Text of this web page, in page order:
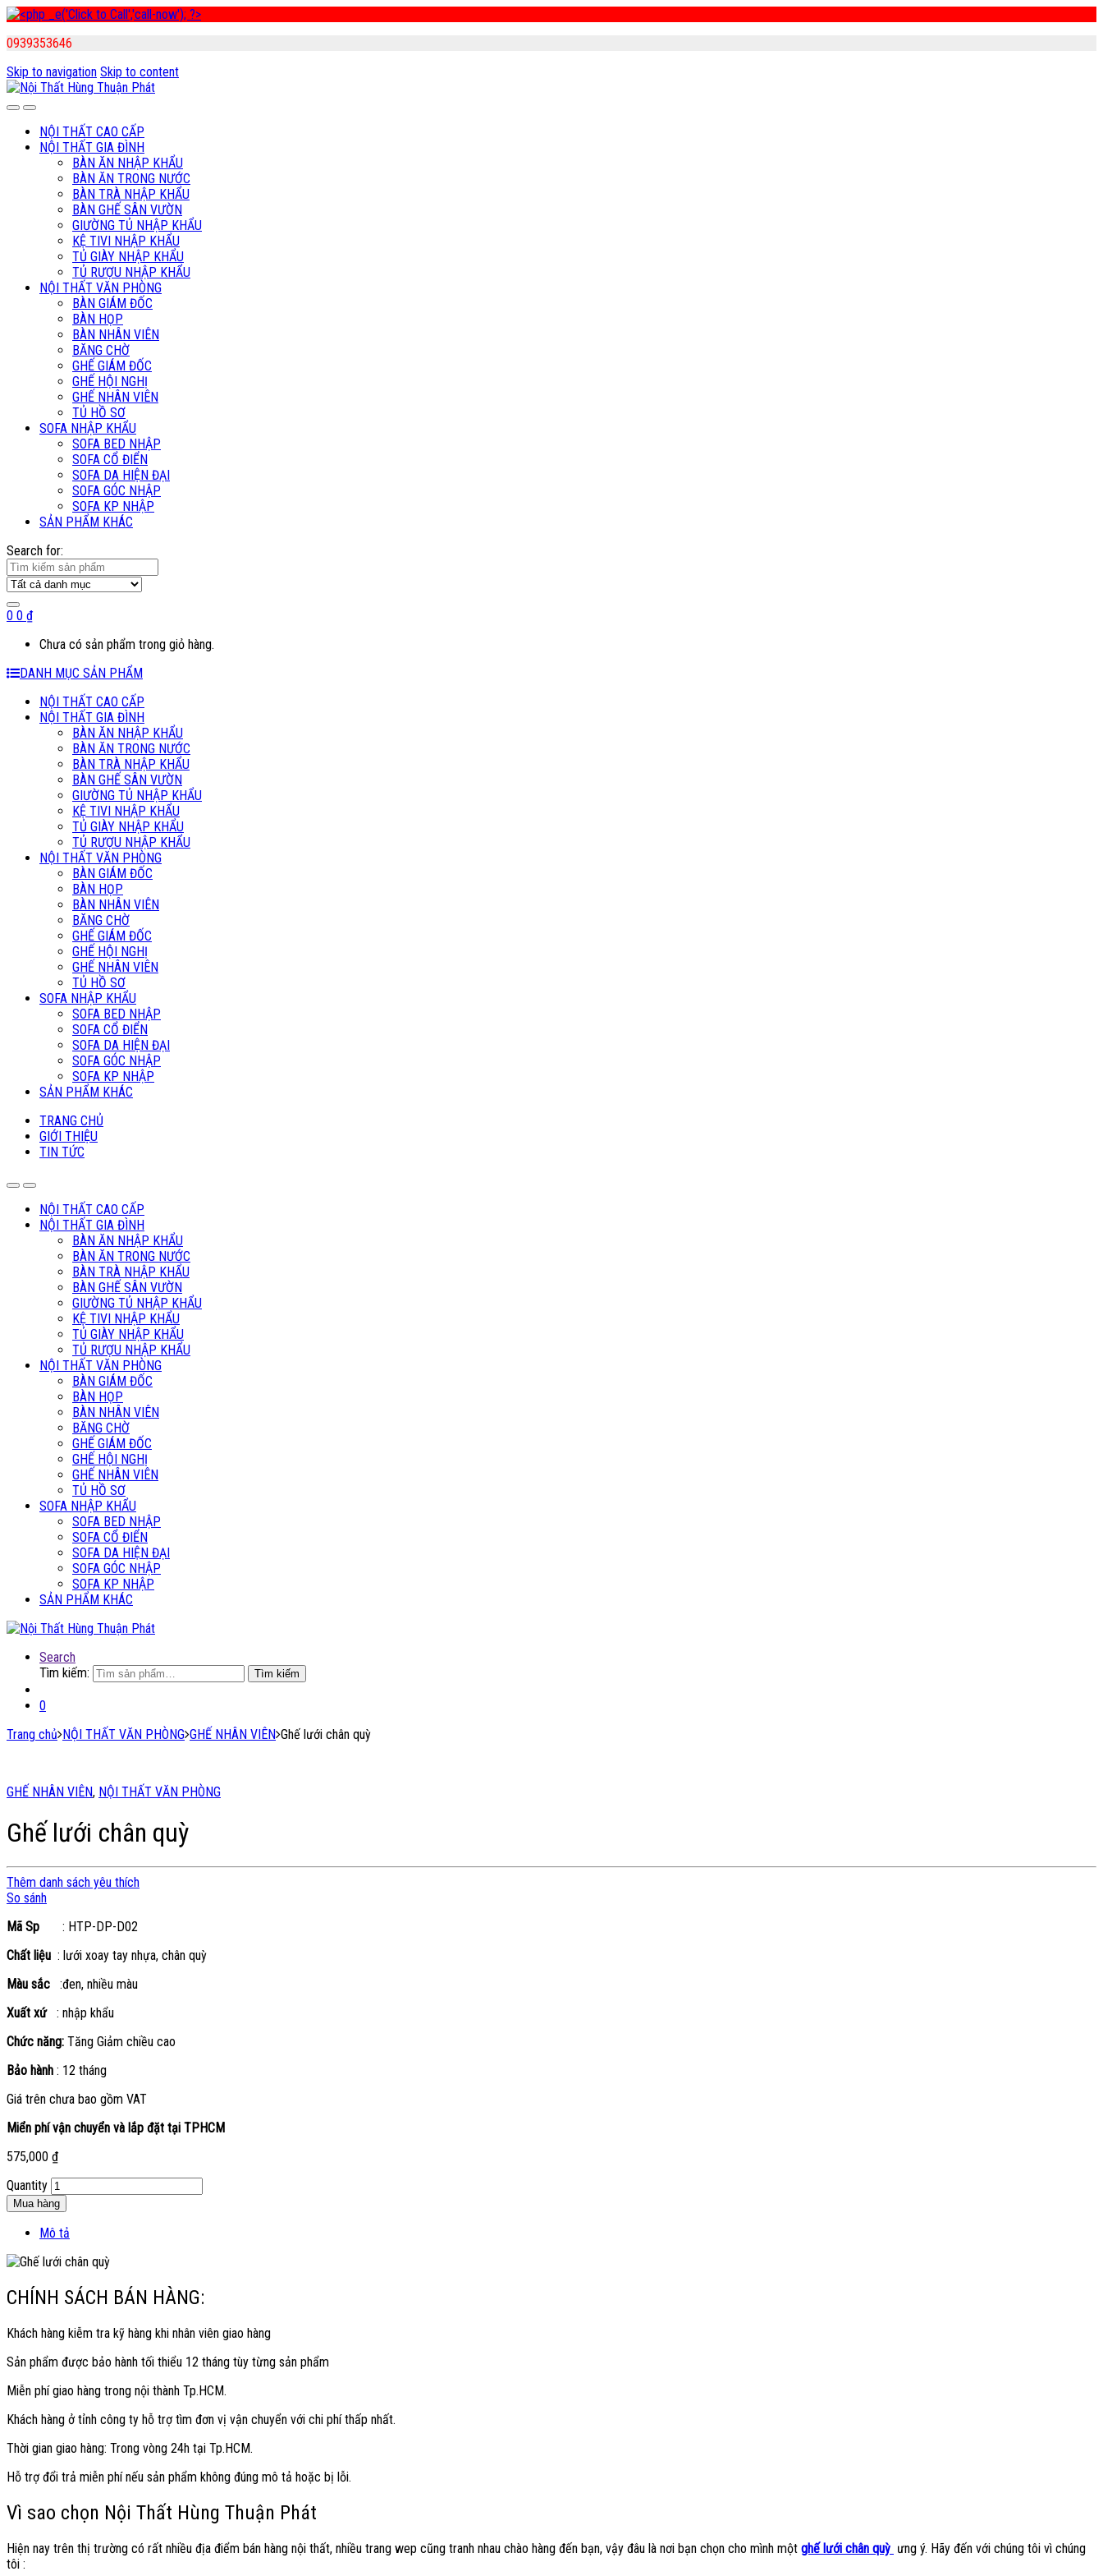
0939353646
Skip to navigation Skip to content
NỘI THẤT CAO CẤP
NỘI THẤT GIA ĐÌNH
BÀN ĂN NHẬP KHẨU
BÀN ĂN TRONG NƯỚC
BÀN TRÀ NHẬP KHẨU
BÀN GHẾ SÂN VƯỜN
GIƯỜNG TỦ NHẬP KHẨU
KỆ TIVI NHẬP KHẨU
TỦ GIÀY NHẬP KHẨU
TỦ RƯỢU NHẬP KHẨU
NỘI THẤT VĂN PHÒNG
BÀN GIÁM ĐỐC
BÀN HỌP
BÀN NHÂN VIÊN
BĂNG CHỜ
GHẾ GIÁM ĐỐC
GHẾ HỘI NGHỊ
GHẾ NHÂN VIÊN
TỦ HỒ SƠ
SOFA NHẬP KHẨU
SOFA BED NHẬP
SOFA CỔ ĐIỂN
SOFA DA HIỆN ĐẠI
SOFA GÓC NHẬP
SOFA KP NHẬP
SẢN PHẨM KHÁC
Search for:
0 0 ₫
Chưa có sản phẩm trong giỏ hàng.
DANH MỤC SẢN PHẨM
NỘI THẤT CAO CẤP
NỘI THẤT GIA ĐÌNH
BÀN ĂN NHẬP KHẨU
BÀN ĂN TRONG NƯỚC
BÀN TRÀ NHẬP KHẨU
BÀN GHẾ SÂN VƯỜN
GIƯỜNG TỦ NHẬP KHẨU
KỆ TIVI NHẬP KHẨU
TỦ GIÀY NHẬP KHẨU
TỦ RƯỢU NHẬP KHẨU
NỘI THẤT VĂN PHÒNG
BÀN GIÁM ĐỐC
BÀN HỌP
BÀN NHÂN VIÊN
BĂNG CHỜ
GHẾ GIÁM ĐỐC
GHẾ HỘI NGHỊ
GHẾ NHÂN VIÊN
TỦ HỒ SƠ
SOFA NHẬP KHẨU
SOFA BED NHẬP
SOFA CỔ ĐIỂN
SOFA DA HIỆN ĐẠI
SOFA GÓC NHẬP
SOFA KP NHẬP
SẢN PHẨM KHÁC
TRANG CHỦ
GIỚI THIỆU
TIN TỨC
NỘI THẤT CAO CẤP
NỘI THẤT GIA ĐÌNH
BÀN ĂN NHẬP KHẨU
BÀN ĂN TRONG NƯỚC
BÀN TRÀ NHẬP KHẨU
BÀN GHẾ SÂN VƯỜN
GIƯỜNG TỦ NHẬP KHẨU
KỆ TIVI NHẬP KHẨU
TỦ GIÀY NHẬP KHẨU
TỦ RƯỢU NHẬP KHẨU
NỘI THẤT VĂN PHÒNG
BÀN GIÁM ĐỐC
BÀN HỌP
BÀN NHÂN VIÊN
BĂNG CHỜ
GHẾ GIÁM ĐỐC
GHẾ HỘI NGHỊ
GHẾ NHÂN VIÊN
TỦ HỒ SƠ
SOFA NHẬP KHẨU
SOFA BED NHẬP
SOFA CỔ ĐIỂN
SOFA DA HIỆN ĐẠI
SOFA GÓC NHẬP
SOFA KP NHẬP
SẢN PHẨM KHÁC
Search
Tìm kiếm:
Tìm kiếm
0
Trang chủ NỘI THẤT VĂN PHÒNG GHẾ NHÂN VIÊN Ghế lưới chân quỳ
GHẾ NHÂN VIÊN, NỘI THẤT VĂN PHÒNG
Ghế lưới chân quỳ
Thêm danh sách yêu thích
So sánh
Mã Sp : HTP-DP-D02
Chất liệu : lưới xoay tay nhựa, chân quỳ
Màu sắc :đen, nhiều màu
Xuất xứ: nhập khẩu
Chức năng: Tăng Giảm chiều cao
Bảo hành : 12 tháng
Giá trên chưa bao gồm VAT
Miển phí vận chuyển và lắp đặt tại TPHCM
575,000 ₫
Quantity
Mua hàng
Mô tả
CHÍNH SÁCH BÁN HÀNG:
Khách hàng kiễm tra kỹ hàng khi nhân viên giao hàng
Sản phẩm được bảo hành tối thiểu 12 tháng tùy từng sản phẩm
Miễn phí giao hàng trong nội thành Tp.HCM.
Khách hàng ở tỉnh công ty hỗ trợ tìm đơn vị vận chuyển với chi phí thấp nhất.
Thời gian giao hàng: Trong vòng 24h tại Tp.HCM.
Hỗ trợ đổi trả miễn phí nếu sản phẩm không đúng mô tả hoặc bị lỗi.
Vì sao chọn Nội Thất Hùng Thuận Phát
Hiện nay trên thị trường có rất nhiều địa điểm bán hàng nội thất, nhiều trang wep cũng tranh nhau chào hàng đến bạn, vậy đâu là nơi bạn chọn cho mình một ghế lưới chân quỳ ưng ý. Hãy đến với chúng tôi vì chúng
tôi :